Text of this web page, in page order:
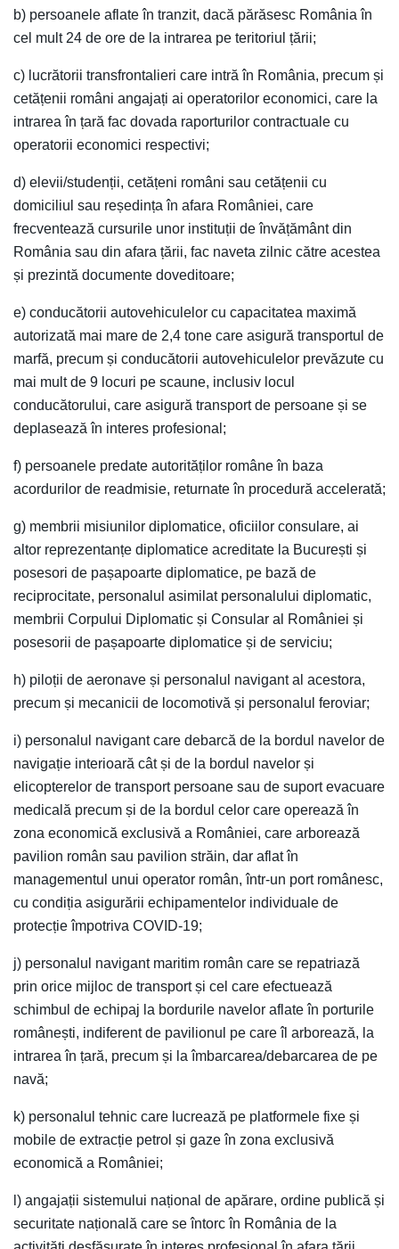
b) persoanele aflate în tranzit, dacă părăsesc România în
cel mult 24 de ore de la intrarea pe teritoriul țării;
c) lucrătorii transfrontalieri care intră în România, precum și
cetățenii români angajați ai operatorilor economici, care la
intrarea în țară fac dovada raporturilor contractuale cu
operatorii economici respectivi;
d) elevii/studenții, cetățeni români sau cetățenii cu
domiciliul sau reședința în afara României, care
frecventează cursurile unor instituții de învățământ din
România sau din afara țării, fac naveta zilnic către acestea
și prezintă documente doveditoare;
e) conducătorii autovehiculelor cu capacitatea maximă
autorizată mai mare de 2,4 tone care asigură transportul de
marfă, precum și conducătorii autovehiculelor prevăzute cu
mai mult de 9 locuri pe scaune, inclusiv locul
conducătorului, care asigură transport de persoane și se
deplasează în interes profesional;
f) persoanele predate autorităților române în baza
acordurilor de readmisie, returnate în procedură accelerată;
g) membrii misiunilor diplomatice, oficiilor consulare, ai
altor reprezentanțe diplomatice acreditate la București și
posesori de pașapoarte diplomatice, pe bază de
reciprocitate, personalul asimilat personalului diplomatic,
membrii Corpului Diplomatic și Consular al României și
posesorii de pașapoarte diplomatice și de serviciu;
h) piloții de aeronave și personalul navigant al acestora,
precum și mecanicii de locomotivă și personalul feroviar;
i) personalul navigant care debarcă de la bordul navelor de
navigație interioară cât și de la bordul navelor și
elicopterelor de transport persoane sau de suport evacuare
medicală precum și de la bordul celor care operează în
zona economică exclusivă a României, care arborează
pavilion român sau pavilion străin, dar aflat în
managementul unui operator român, într-un port românesc,
cu condiția asigurării echipamentelor individuale de
protecție împotriva COVID-19;
j) personalul navigant maritim român care se repatriază
prin orice mijloc de transport și cel care efectuează
schimbul de echipaj la bordurile navelor aflate în porturile
românești, indiferent de pavilionul pe care îl arborează, la
intrarea în țară, precum și la îmbarcarea/debarcarea de pe
navă;
k) personalul tehnic care lucrează pe platformele fixe și
mobile de extracție petrol și gaze în zona exclusivă
economică a României;
l) angajații sistemului național de apărare, ordine publică și
securitate națională care se întorc în România de la